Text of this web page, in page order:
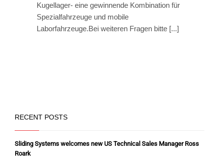
Kugellager- eine gewinnende Kombination für
Spezialfahrzeuge und mobile
Laborfahrzeuge.Bei weiteren Fragen bitte [...]
RECENT POSTS
Sliding Systems welcomes new US Technical Sales Manager Ross
Roark